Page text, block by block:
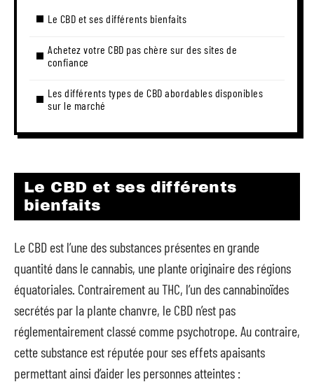
Le CBD et ses différents bienfaits
Achetez votre CBD pas chère sur des sites de
confiance
Les différents types de CBD abordables disponibles
sur le marché
Le CBD et ses différents
bienfaits
Le CBD est l’une des substances présentes en grande
quantité dans le cannabis, une plante originaire des régions
équatoriales. Contrairement au THC, l’un des cannabinoïdes
secrétés par la plante chanvre, le CBD n’est pas
réglementairement classé comme psychotrope. Au contraire,
cette substance est réputée pour ses effets apaisants
permettant ainsi d’aider les personnes atteintes :